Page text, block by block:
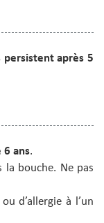
persistent après 5
6 ans.
la bouche. Ne pas
d’allergie à l’un